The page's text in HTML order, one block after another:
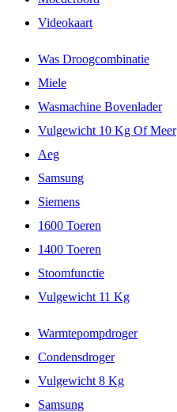
Videokaart
Was Droogcombinatie
Miele
Wasmachine Bovenlader
Vulgewicht 10 Kg Of Meer
Aeg
Samsung
Siemens
1600 Toeren
1400 Toeren
Stoomfunctie
Vulgewicht 11 Kg
Warmtepompdroger
Condensdroger
Vulgewicht 8 Kg
Samsung